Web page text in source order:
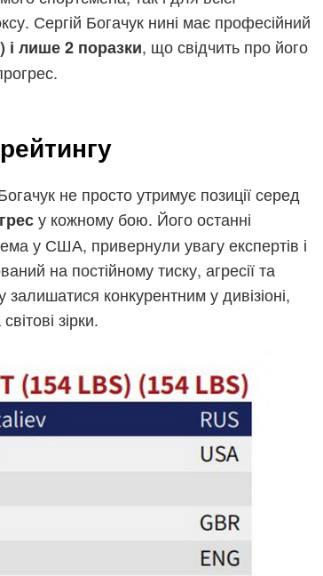
Сергій Богачук нині має професійний
і лише 2 поразки, що свідчить про його
не просто утримує позиції серед
у кожному бою. Його останні
у США, привернули увагу експертів і
на постійному тиску, агресії та
конкурентним у дивізіоні,
зірки.